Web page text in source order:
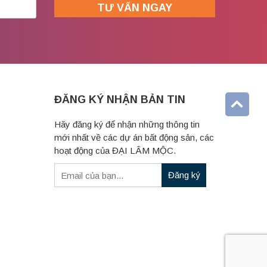
ĐĂNG KÝ NHẬN BẢN TIN
Hãy đăng ký để nhận những thông tin
mới nhất về các dự án bất động sản, các
hoạt động của ĐẠI LÂM MỘC.